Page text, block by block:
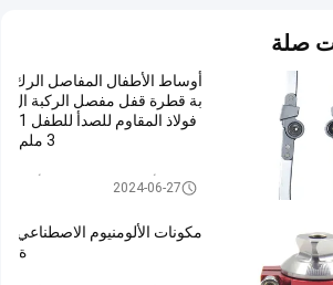
صلة
أوساط الأطفال المفاصل الرك
بة قطرة قفل مفصل الركبة ال
فولاذ المقاوم للصدأ للطفل 1
3 ملم
صناعة الأطراف الاصطناعية للأطف
2024-06-27
مكونات الألومنيوم الاصطناعي
ة